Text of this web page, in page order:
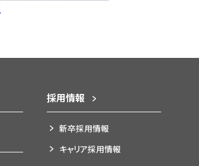
採用情報
新卒採用情報
キャリア採用情報